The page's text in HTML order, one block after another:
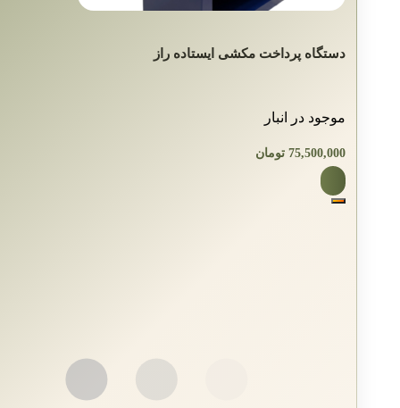
دستگاه پرداخت مکشی ایستاده راز
موجود در انبار
75,500,000 تومان